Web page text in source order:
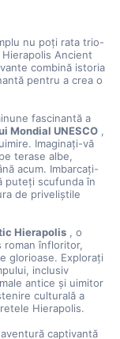
nu poți rata trio-
Hierapolis Ancient
combină istoria
pentru a crea o
Mondial UNESCO ,
Imaginați-vă
terase albe,
acum. Imbarcați-
puteți scufunda în
de priveliștile
Hierapolis , o
glorioase. Explorați
inclusiv
antice și uimitor
culturală a
Hierapolis.
captivantă